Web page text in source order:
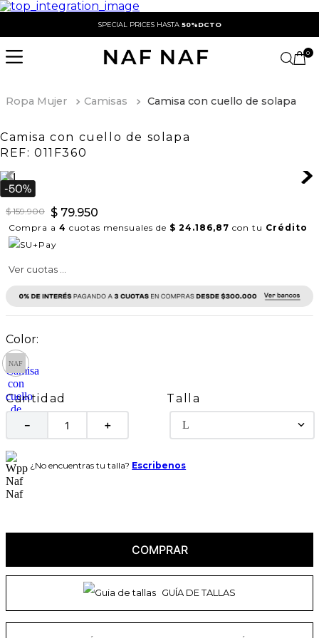
SPECIAL PRICES HASTA 50%DCTO
0
Ropa Mujer Camisas Camisa con cuello de solapa
Camisa con cuello de solapa
REF: 011F360
$ 159.900 $ 79.950
Compra a 4 cuotas mensuales de $ 24.186,87 con tu Crédito
Ver cuotas ...
Cantidad
＋
－
Talla
L
¿No encuentras tu talla? Escribenos
COMPRAR
GUÍA DE TALLAS